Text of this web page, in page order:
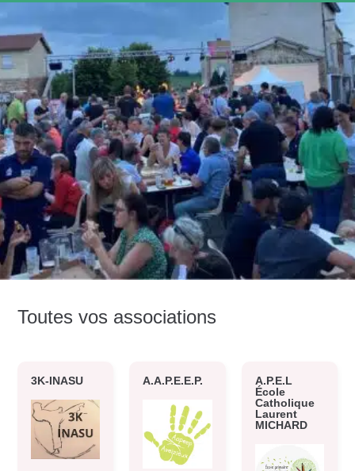
Toutes vos associations
3K-INASU A.A.P.E.E.P.
A.P.E.L
École
Catholique
Laurent
MICHARD